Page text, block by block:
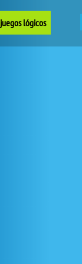
lógicos